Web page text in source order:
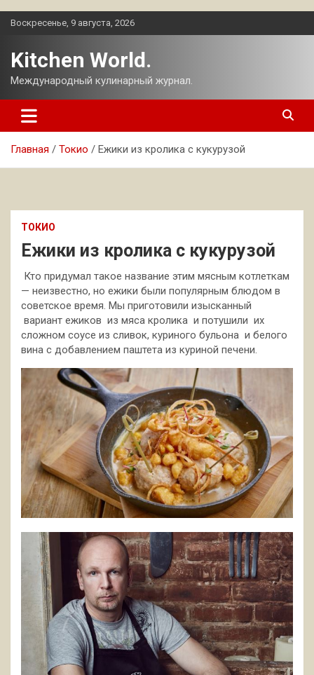
Перейти
Воскресенье, 9 августа, 2026
Kitchen World.
Международный кулинарный журнал.
Главная Токио Ежики из кролика с кукурузой
ТОКИО
Ежики из кролика с кукурузой
Кто придумал такое название этим мясным котлеткам
— неизвестно, но ежики были популярным блюдом в
советское время. Мы приготовили изысканный
вариант ежиков из мяса кролика и потушили их
сложном соусе из сливок, куриного бульона и белого
вина с добавлением паштета из куриной печени.